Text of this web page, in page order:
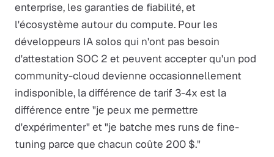
enterprise, les garanties de fiabilité, et
l'écosystème autour du compute. Pour les
développeurs IA solos qui n'ont pas besoin
d'attestation SOC 2 et peuvent accepter qu'un pod
community-cloud devienne occasionnellement
indisponible, la différence de tarif 3-4x est la
différence entre "je peux me permettre
d'expérimenter" et "je batche mes runs de fine-
tuning parce que chacun coûte 200 $."